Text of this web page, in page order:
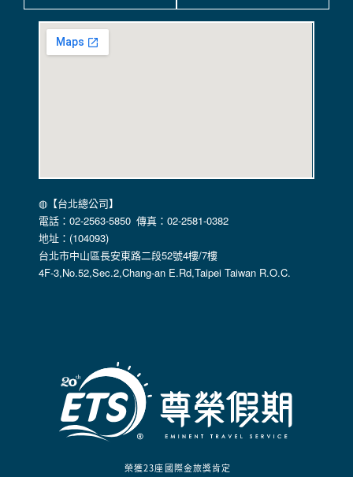
◍【台北總公司】
電話：02-2563-5850 傳真：02-2581-0382
地址：(104093)
台北市中山區長安東路二段52號4樓/7樓
4F-3,No.52,Sec.2,Chang-an E.Rd,Taipei Taiwan R.O.C.